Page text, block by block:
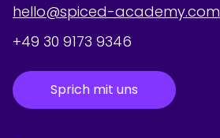
hello@spiced-academy.com
+49 30 9173 9346
Sprich mit uns